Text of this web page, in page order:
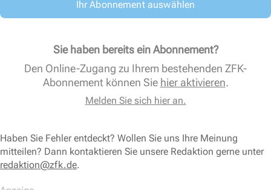
Ihr Abonnement auswählen
Sie haben bereits ein Abonnement?
Den Online-Zugang zu Ihrem bestehenden ZFK-
Abonnement können Sie hier aktivieren.
Melden Sie sich hier an.
Haben Sie Fehler entdeckt? Wollen Sie uns Ihre Meinung
mitteilen? Dann kontaktieren Sie unsere Redaktion gerne unter
redaktion@zfk.de.